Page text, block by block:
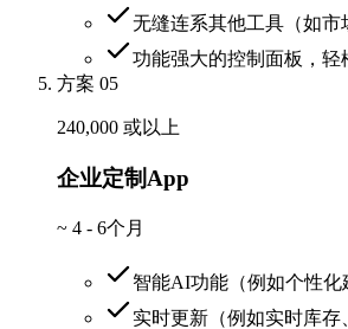
无缝连系其他工具（如市
功能强大的控制面板，轻
方案 05
240,000 或以上
企业定制App
~ 4 - 6个月
智能AI功能（例如个性化
实时更新（例如实时库存